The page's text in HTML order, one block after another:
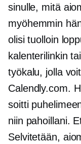
sinulle, mitä
myöhemmin
olisi tuolloin
kalenterilinkin
työkalu, jolla
Calendly.com.
soitti
niin pahoillani.
Selvitetään,